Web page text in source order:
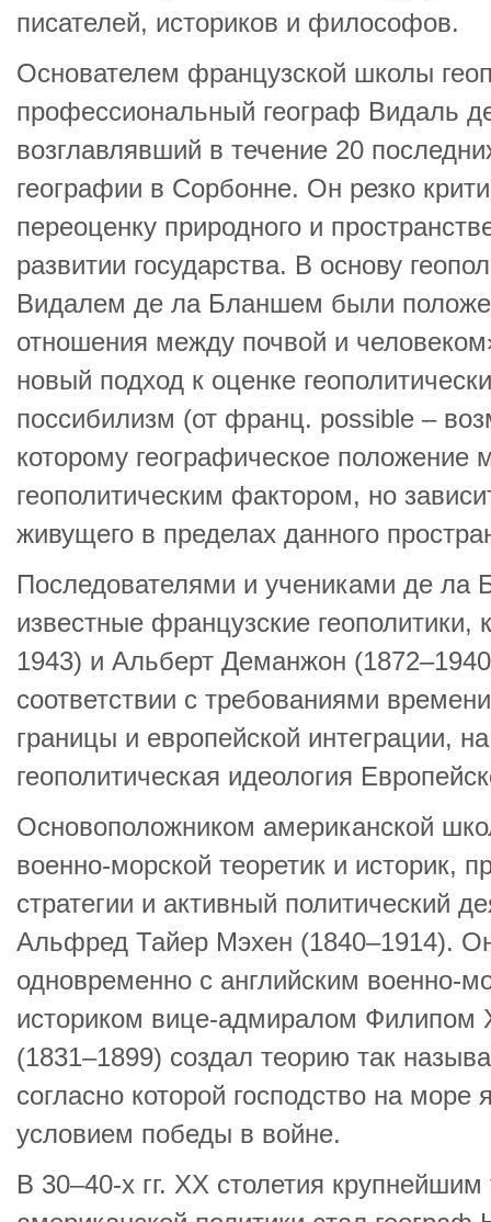
писателей, историков и философов.
Основателем французской школы
профессиональный географ Видаль
возглавлявший в течение 20
географии в Сорбонне. Он резко
переоценку природного и
развитии государства. В основу
Видалем де ла Бланшем были
отношения между почвой и
новый подход к оценке
поссибилизм (от франц. possible –
которому географическое положение
геополитическим фактором, но
живущего в пределах данного
Последователями и учениками де ла
известные французские
1943) и Альберт Деманжон
соответствии с требованиями
границы и европейской интеграции,
геополитическая идеология
Основоположником американской
военно-морской теоретик и историк,
стратегии и активный политический
Альфред Тайер Мэхен (1840–1914).
одновременно с английским военно-
историком вице-адмиралом Филипом
(1831–1899) создал теорию так
согласно которой господство на море
условием победы в войне.
В 30–40-х гг. XX столетия